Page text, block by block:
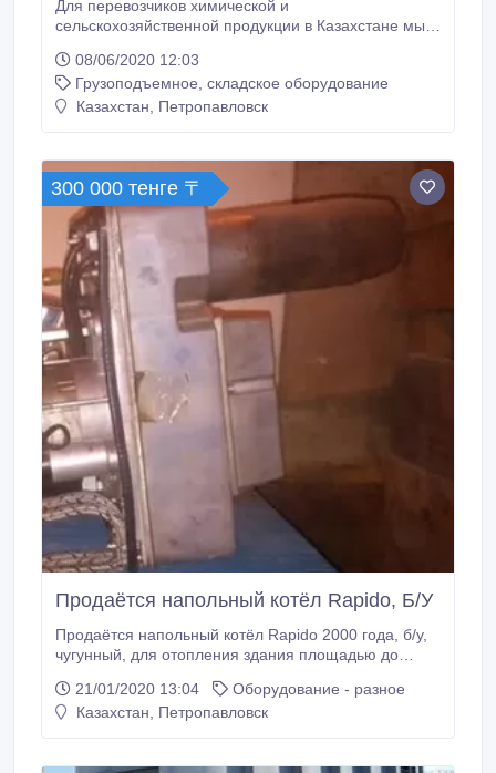
Для перевозчиков химической и
сельскохозяйственной продукции в Казахстане мы
удобрений, которые очень востребованы в данном
регионе. Это качественная технологическая тара,
которая позволяет перевозить разнообразные грузы
высокой сохранности груза.
08/06/2020 12:03
Грузоподъемное, складское оборудование
Казахстан, Петропавловск
300 000 тенге 〒
Продаётся напольный котёл Rapido, Б/У
Продаётся напольный котёл Rapido 2000 года, б/у,
чугунный, для отопления здания площадью до
дизельными горелками.Управление автоматическое
через Rapidomatic. Продаются 2 жидкотопливные
21/01/2020 13:04
Оборудование - разное
Казахстан, Петропавловск